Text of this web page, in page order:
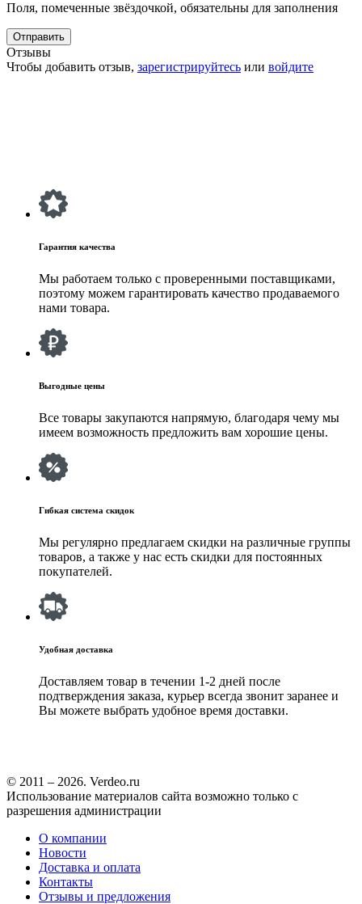
Поля, помеченные звёздочкой, обязательны для заполнения
Отзывы
Чтобы добавить отзыв, зарегистрируйтесь или войдите
Гарантия качества
Мы работаем только с проверенными поставщиками,
поэтому можем гарантировать качество продаваемого
нами товара.
Выгодные цены
Все товары закупаются напрямую, благодаря чему мы
имеем возможность предложить вам хорошие цены.
Гибкая система скидок
Мы регулярно предлагаем скидки на различные группы
товаров, а также у нас есть скидки для постоянных
покупателей.
Удобная доставка
Доставляем товар в течении 1-2 дней после
подтверждения заказа, курьер всегда звонит заранее и
Вы можете выбрать удобное время доставки.
© 2011 – 2026. Verdeo.ru
Использование материалов сайта возможно только с
разрешения администрации
О компании
Новости
Доставка и оплата
Контакты
Отзывы и предложения